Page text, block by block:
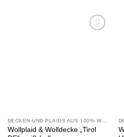
DECKEN UND PLAIDS AUS 100% WOLLE
Wollplaid & Wolldecke „Tirol